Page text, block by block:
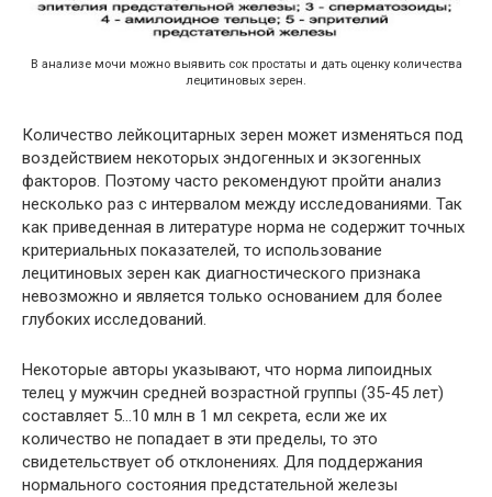
В анализе мочи можно выявить сок простаты и дать оценку количества
лецитиновых зерен.
Количество лейкоцитарных зерен может изменяться под
воздействием некоторых эндогенных и экзогенных
факторов. Поэтому часто рекомендуют пройти анализ
несколько раз с интервалом между исследованиями. Так
как приведенная в литературе норма не содержит точных
критериальных показателей, то использование
лецитиновых зерен как диагностического признака
невозможно и является только основанием для более
глубоких исследований.
Некоторые авторы указывают, что норма липоидных
телец у мужчин средней возрастной группы (35-45 лет)
составляет 5…10 млн в 1 мл секрета, если же их
количество не попадает в эти пределы, то это
свидетельствует об отклонениях. Для поддержания
нормального состояния предстательной железы